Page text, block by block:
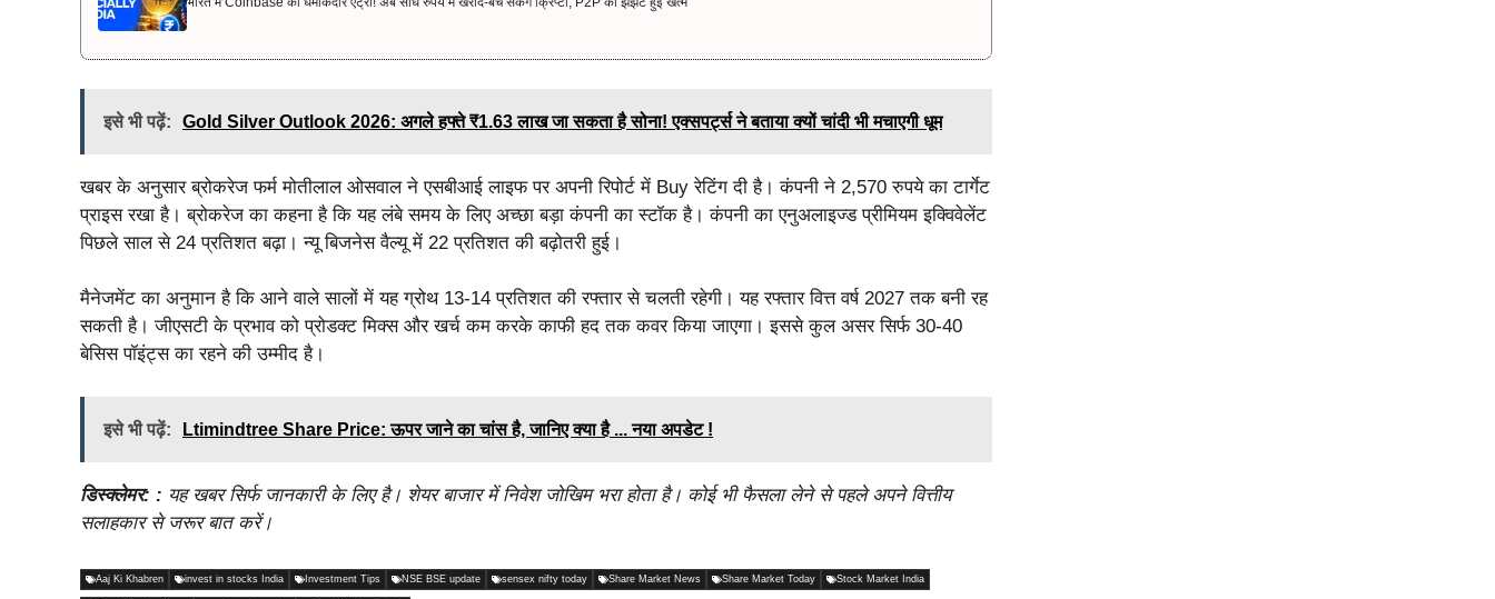
इसे भी पढ़ें: Gold Silver Outlook 2026: अगले हफ्ते ₹1.63 लाख जा सकता है सोना! एक्सपर्ट्स ने बताया क्यों चांदी भी मचाएगी धूम
खबर के अनुसार ब्रोकरेज फर्म मोतीलाल ओसवाल ने एसबीआई लाइफ पर अपनी रिपोर्ट में Buy रेटिंग दी है। कंपनी ने 2,570 रुपये का टार्गेट
प्राइस रखा है। ब्रोकरेज का कहना है कि यह लंबे समय के लिए अच्छा बड़ा कंपनी का स्टॉक है। कंपनी का एनुअलाइज्ड प्रीमियम इक्विवेलेंट
पिछले साल से 24 प्रतिशत बढ़ा। न्यू बिजनेस वैल्यू में 22 प्रतिशत की बढ़ोतरी हुई।
मैनेजमेंट का अनुमान है कि आने वाले सालों में यह ग्रोथ 13-14 प्रतिशत की रफ्तार से चलती रहेगी। यह रफ्तार वित्त वर्ष 2027 तक बनी रह
सकती है। जीएसटी के प्रभाव को प्रोडक्ट मिक्स और खर्च कम करके काफी हद तक कवर किया जाएगा। इससे कुल असर सिर्फ 30-40
बेसिस पॉइंट्स का रहने की उम्मीद है।
इसे भी पढ़ें: Ltimindtree Share Price: ऊपर जाने का चांस है, जानिए क्या है ... नया अपडेट !
डिस्क्लेमर: : यह खबर सिर्फ जानकारी के लिए है। शेयर बाजार में निवेश जोखिम भरा होता है। कोई भी फैसला लेने से पहले अपने वित्तीय
सलाहकार से जरूर बात करें।
Aaj Ki Khabren invest in stocks India Investment Tips NSE BSE update sensex nifty today Share Market News Share Market Today Stock Market India